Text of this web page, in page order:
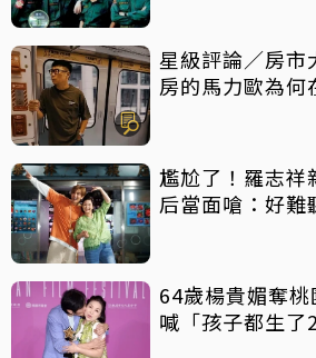
星級評論／房市
房的馬力歐為何
尷尬了！羅志祥
后當面嗆：好難
64歲楊貴媚奪
喊「孩子都生了2